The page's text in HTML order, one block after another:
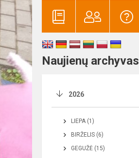
Naujienų archyvas
2026
LIEPA (1)
BIRŽELIS (6)
GEGUŽĖ (15)